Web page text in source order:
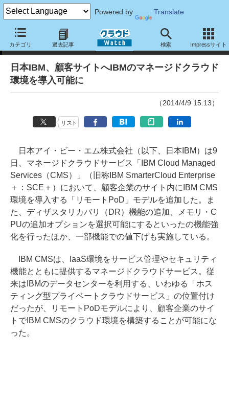
Powered by Translate
カテゴリ 過去記事 検索 Impressサイト
ニュース
日本IBM、顧客サイトへIBMのマネージドクラウド
環境を導入可能に
（2014/4/9 15:13）
リスト
日本アイ・ビー・エム株式会社（以下、日本IBM）は9
日、マネージドクラウドサービス「IBM Cloud Managed
Services（CMS）」（旧称IBM SmarterCloud Enterprise
＋：SCE＋）において、顧客企業のサイト内にIBM CMS
環境を導入する「リモートPoD」モデルを追加した。ま
た、ディザスタリカバリ（DR）機能の追加、メモリ・C
PUの追加オプションを選択可能にするといったの機能強
化を行ったほか、一部機能での値下げも実施している。
IBM CMSは、IaaS環境をサービス管理やセキュリティ
機能とともに提供するマネージドクラウドサービス。従
来はIBMのデータセンターを利用する、いわゆる「ホス
ティング型プライベートクラウドサービス」の位置付け
だったが、リモートPoDモデルにより、顧客企業のサイ
トでIBM CMSのクラウド環境を構築することが可能にな
った。